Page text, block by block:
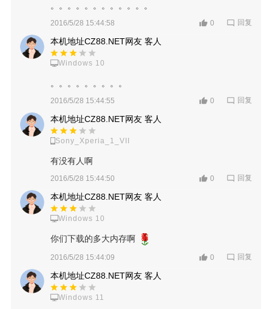
。。。。。。。。。。。。
2016/5/28 15:44:58 0 回复
本机地址CZ88.NET网友 客人
Windows 10
。。。。。。。。。
2016/5/28 15:44:55 0 回复
本机地址CZ88.NET网友 客人
Sony_Xperia_1_VII
有没有人啊
2016/5/28 15:44:50 0 回复
本机地址CZ88.NET网友 客人
Windows 10
你们下载的多大内存啊
2016/5/28 15:44:09 0 回复
本机地址CZ88.NET网友 客人
Windows 11